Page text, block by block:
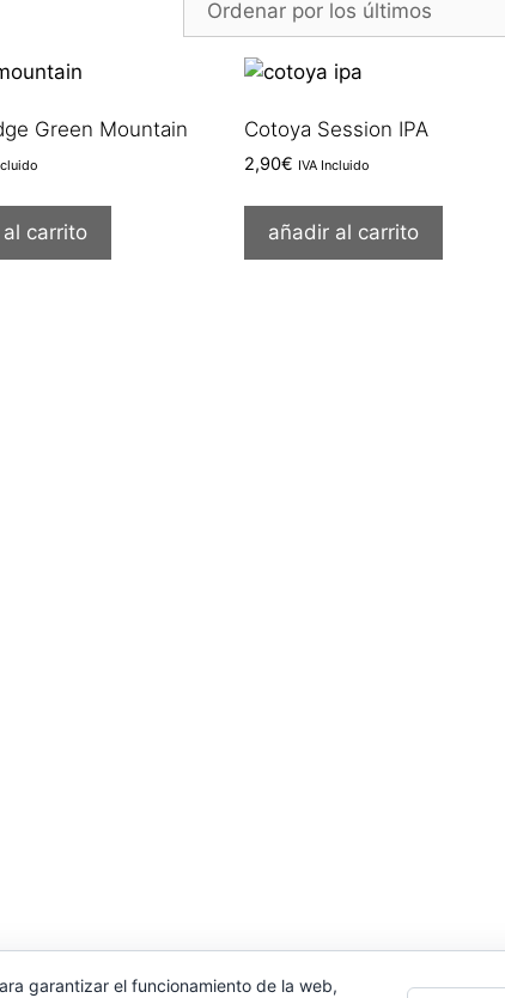
Green Mountain
carrito
Cotoya Session IPA
2,90€ IVA Incluido
añadir al carrito
garantizar el funcionamiento de la web,